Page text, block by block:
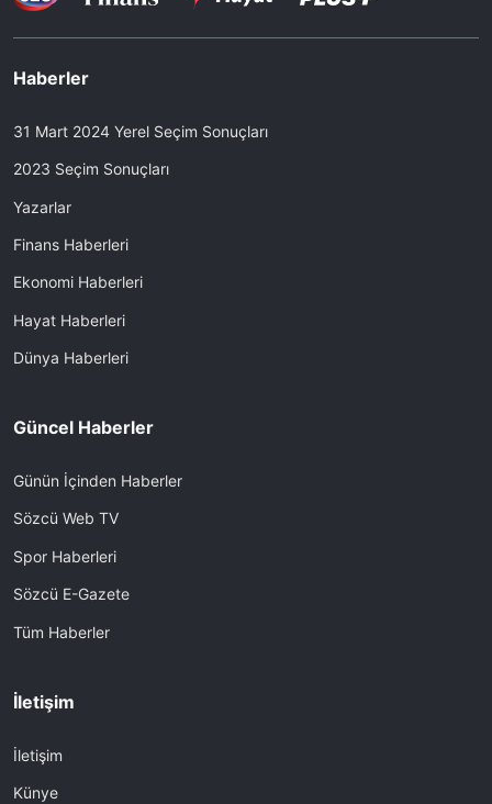
Haberler
31 Mart 2024 Yerel Seçim Sonuçları
2023 Seçim Sonuçları
Yazarlar
Finans Haberleri
Ekonomi Haberleri
Hayat Haberleri
Dünya Haberleri
Güncel Haberler
Günün İçinden Haberler
Sözcü Web TV
Spor Haberleri
Sözcü E-Gazete
Tüm Haberler
İletişim
İletişim
Künye